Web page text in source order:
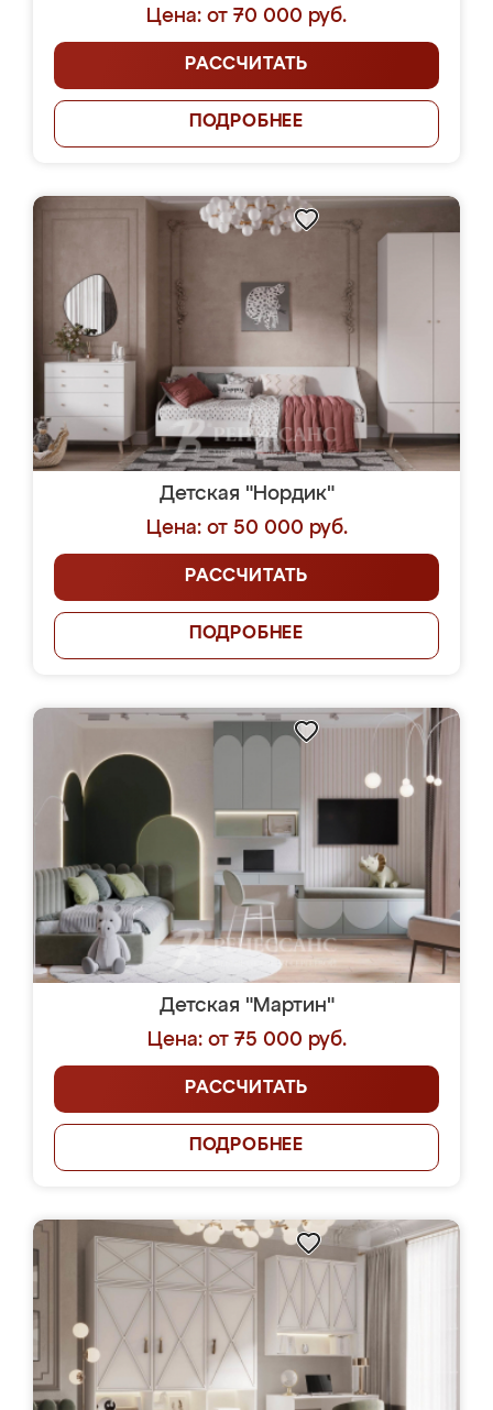
Цена: от 70 000 руб.
РАССЧИТАТЬ
ПОДРОБНЕЕ
Детская "Нордик"
Цена: от 50 000 руб.
РАССЧИТАТЬ
ПОДРОБНЕЕ
Детская "Мартин"
Цена: от 75 000 руб.
РАССЧИТАТЬ
ПОДРОБНЕЕ